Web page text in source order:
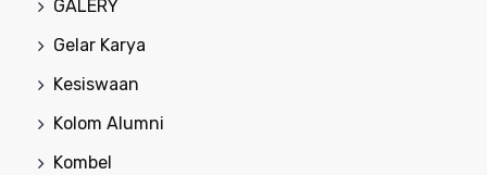
GALERY
Gelar Karya
Kesiswaan
Kolom Alumni
Kombel